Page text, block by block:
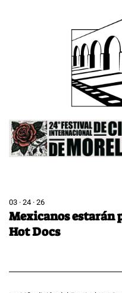
Image
03 · 24 · 26
Mexicanos estarán
Hot Docs